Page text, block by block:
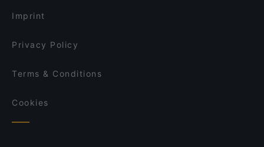
Restaurant Lingnerterrassen
Imprint
Privacy Policy
Terms & Conditions
Cookies